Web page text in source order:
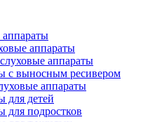
аппараты
аппараты
с выносным ресивером
аппараты
для детей
для подростков